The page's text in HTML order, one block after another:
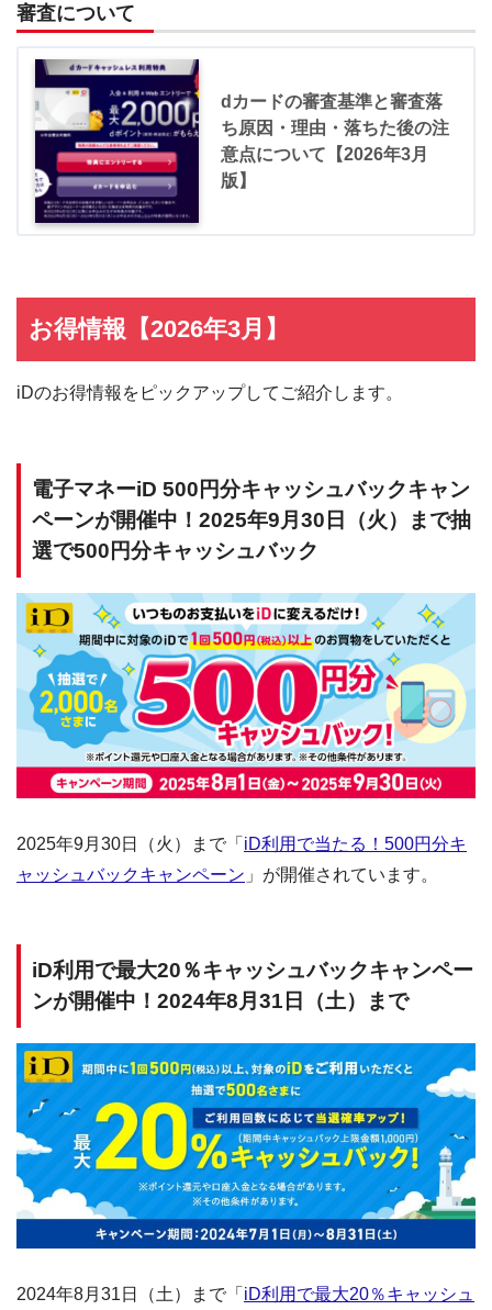
審査について
dカードの審査基準と審査落
ち原因・理由・落ちた後の注
意点について【2026年3月
版】
お得情報【2026年3月】
iDのお得情報をピックアップしてご紹介します。
電子マネーiD 500円分キャッシュバックキャン
ペーンが開催中！2025年9月30日（火）まで抽
選で500円分キャッシュバック
2025年9月30日（火）まで「 iD利用で当たる！500円分キ
ャッシュバックキャンペーン 」が開催されています。
iD利用で最大20％キャッシュバックキャンペー
ンが開催中！2024年8月31日（土）まで
2024年8月31日（土）まで「 iD利用で最大20％キャッシュ